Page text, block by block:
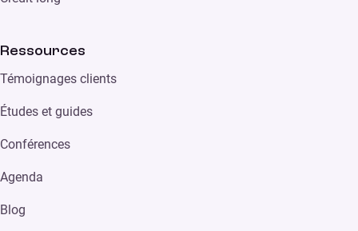
Ressources
Témoignages clients
Études et guides
Conférences
Agenda
Blog